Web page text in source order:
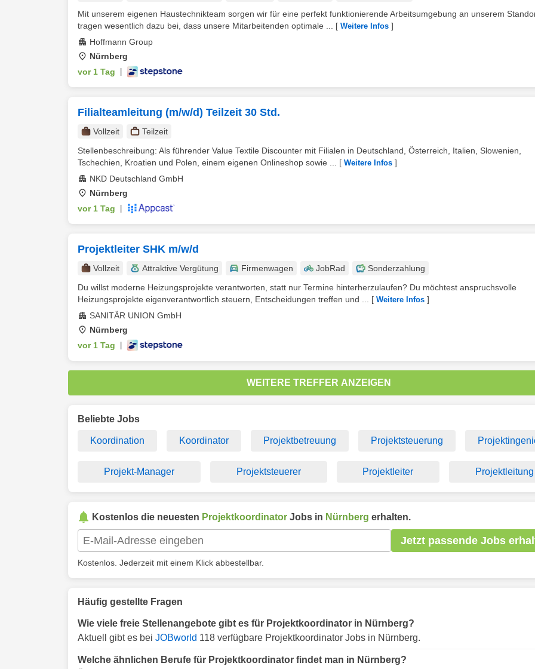
Mit unserem eigenen Haustechnikteam sorgen wir für eine perfekt funktionierende Arbeitsumgebung an unserem
tragen wesentlich dazu bei, dass unsere Mitarbeitenden optimale ...
[ Weitere Infos ]
Hoffmann Group
Nürnberg
vor 1 Tag
Filialteamleitung (m/w/d) Teilzeit 30 Std.
Vollzeit
Teilzeit
Stellenbeschreibung: Als führender Value Textile Discounter mit Filialen in Deutschland, Österreich, Italien, Slowenien,
Tschechien, Kroatien und Polen, einem eigenen Onlineshop sowie ...
[ Weitere Infos ]
NKD Deutschland GmbH
Nürnberg
vor 1 Tag
Projektleiter SHK m/w/d
Vollzeit Attraktive Vergütung Firmenwagen JobRad
Sonderzahlung
Du willst moderne Heizungsprojekte verantworten, statt nur Termine hinterherzulaufen? Du möchtest anspruchsvolle
Heizungsprojekte eigenverantwortlich steuern, Entscheidungen treffen und ...
[ Weitere Infos ]
SANITÄR UNION GmbH
Nürnberg
vor 1 Tag
WEITERE TREFFER ANZEIGEN
Beliebte Jobs
Koordination Koordinator Projektbetreuung Projektsteuerung
Projekt-Manager Projektsteuerer Projektleiter Projektleitung
Kostenlos die neuesten Projektkoordinator Jobs in Nürnberg erhalten.
Jetzt passende Jobs
Kostenlos. Jederzeit mit einem Klick abbestellbar.
Häufig gestellte Fragen
Wie viele freie Stellenangebote gibt es für Projektkoordinator in Nürnberg?
Aktuell gibt es bei JOBworld 118 verfügbare Projektkoordinator Jobs in Nürnberg.
Welche ähnlichen Berufe für Projektkoordinator findet man in Nürnberg?